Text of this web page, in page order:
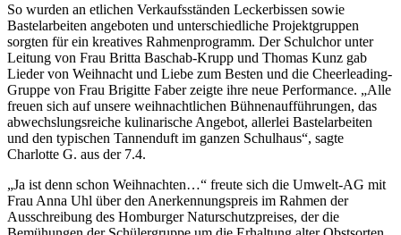
So wurden an etlichen Verkaufsständen Leckerbissen sowie
Bastelarbeiten angeboten und unterschiedliche Projektgruppen
sorgten für ein kreatives Rahmenprogramm. Der Schulchor unter
Leitung von Frau Britta Baschab-Krupp und Thomas Kunz gab
Lieder von Weihnacht und Liebe zum Besten und die Cheerleading-
Gruppe von Frau Brigitte Faber zeigte ihre neue Performance. „Alle
freuen sich auf unsere weihnachtlichen Bühnenaufführungen, das
abwechslungsreiche kulinarische Angebot, allerlei Bastelarbeiten
und den typischen Tannenduft im ganzen Schulhaus“, sagte
Charlotte G. aus der 7.4.
„Ja ist denn schon Weihnachten…“ freute sich die Umwelt-AG mit
Frau Anna Uhl über den Anerkennungspreis im Rahmen der
Ausschreibung des Homburger Naturschutzpreises, der die